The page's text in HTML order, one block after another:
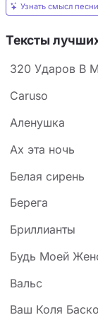
Узнать смысл песни
Тексты
320 Ударов В
Caruso
Аленушка
Ах эта ночь
Белая сирень
Берега
Бриллианты
Будь Моей
Вальс
Ваш Коля